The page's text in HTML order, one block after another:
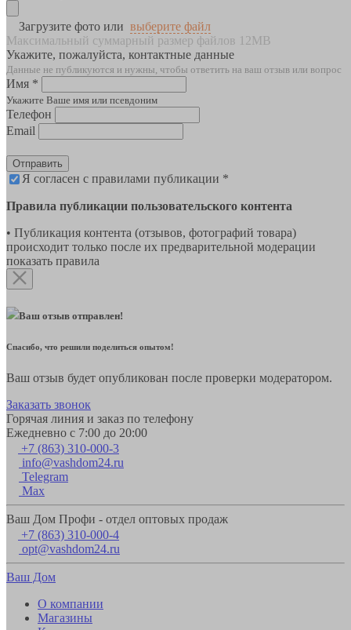
Загрузите фото или выберите файл
Максимальный суммарный размер файлов 12MB
Укажите, пожалуйста, контактные данные
Данные не публикуются и нужны, чтобы ответить на ваш отзыв или вопрос
Имя *
Укажите Ваше имя или псевдоним
Телефон
Email
Отправить
Я согласен с правилами публикации *
Правила публикации пользовательского контента
• Публикация контента (отзывов, фотографий товара)
происходит только после их предварительной модерации
показать правила
Ваш отзыв отправлен!
Спасибо, что решили поделиться опытом!
Ваш отзыв будет опубликован после проверки модератором.
Заказать звонок
Горячая линия и заказ по телефону
Ежедневно с 7:00 до 20:00
+7 (863) 310-000-3
info@vashdom24.ru
Telegram
Max
Ваш Дом Профи - отдел оптовых продаж
+7 (863) 310-000-4
opt@vashdom24.ru
Ваш Дом
О компании
Магазины